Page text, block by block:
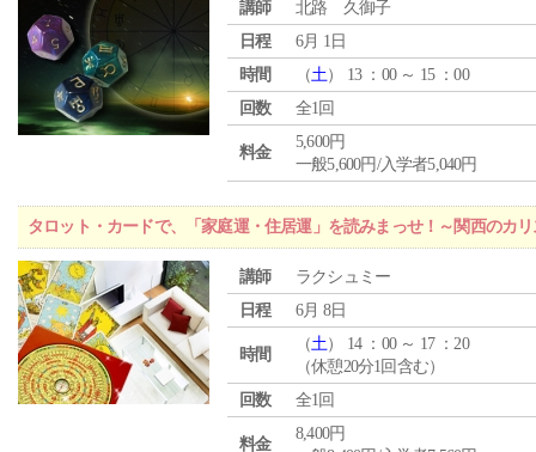
講師
北路 久御子
日程
6月 1日
時間
（土） 13 ：00 ～ 15 ：00
回数
全1回
料金
5,600円
一般5,600円/入学者5,040円
タロット・カードで、「家庭運・住居運」を読みまっせ！～関西のカ
講師
ラクシュミー
日程
6月 8日
時間
（土） 14 ：00 ～ 17 ：20
（休憩20分1回含む）
回数
全1回
料金
8,400円